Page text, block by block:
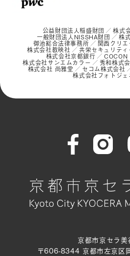
公益財団法人稲盛財団 株式
一般財団法人NISSHA財団 株
御池総合法律事務所 関西クリ
株式会社教映社 共栄セキュリテ
株式会社京都銀行 COCON
株式会社サンエムカラー 秀和株式
株式会社 尚雅堂 セコム株式会社
株式会社フォトジェ
京都市京セラ美
〒606-8344 京都市左京区